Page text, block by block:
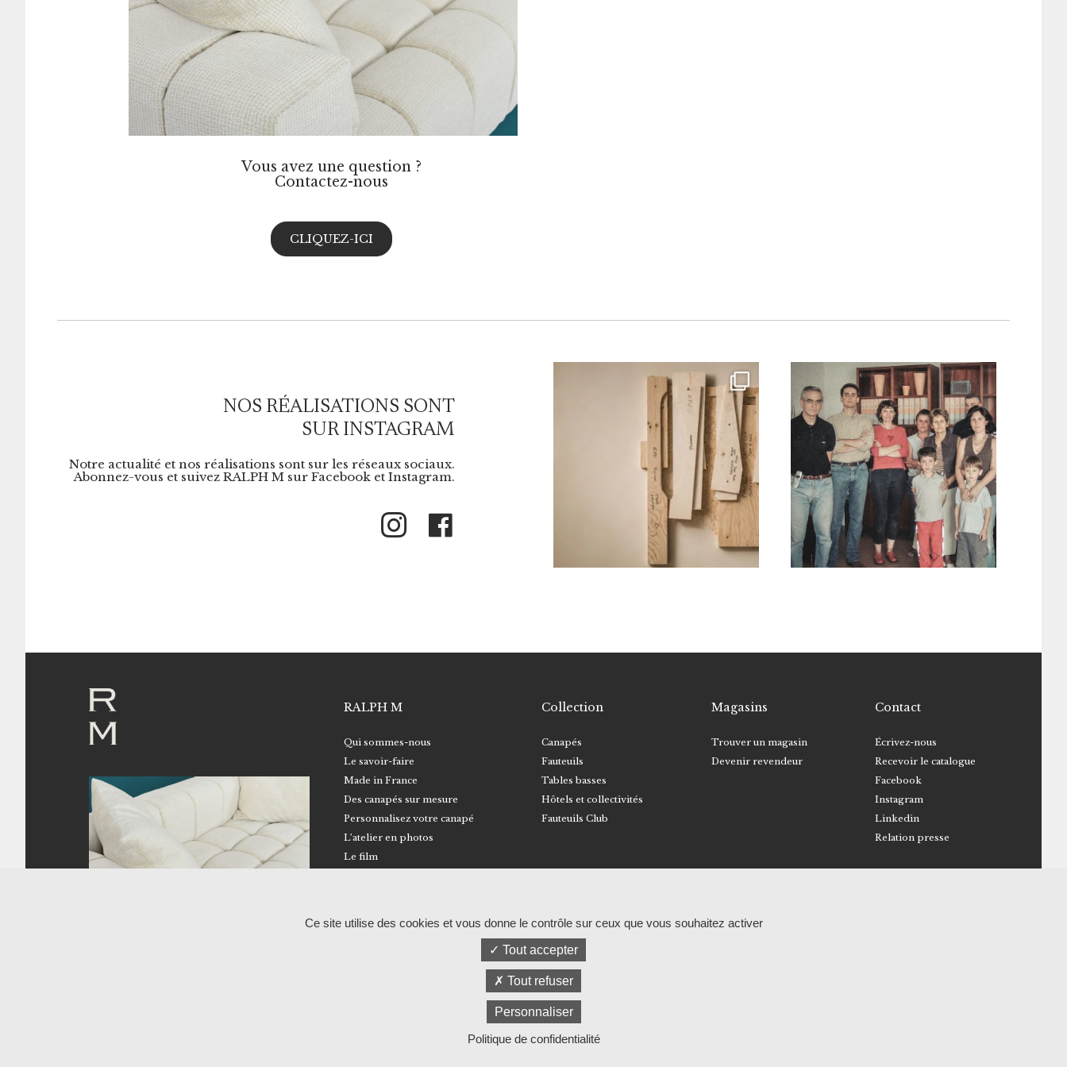
Vous avez une question ?
Contactez-nous
CLIQUEZ-ICI
NOS RÉALISATIONS SONT
SUR INSTAGRAM
Notre actualité et nos réalisations sont sur les réseaux sociaux.
Abonnez-vous et suivez RALPH M sur Facebook et Instagram.
Instagram
RALPH M
Qui sommes-nous
Le savoir-faire
Made in France
Des canapés sur mesure
Personnalisez votre canapé
L’atelier en photos
Le film
Collection
Canapés
Fauteuils
Tables basses
Hôtels et collectivités
Fauteuils Club
Magasins
Trouver un magasin
Devenir revendeur
Contact
Écrivez-nous
Recevoir le catalogue
Facebook
Instagram
Linkedin
Relation presse
Ce site utilise des cookies et vous donne le contrôle sur ceux que vous souhaitez activer
Tout accepter
Tout refuser
Personnaliser
Politique de confidentialité